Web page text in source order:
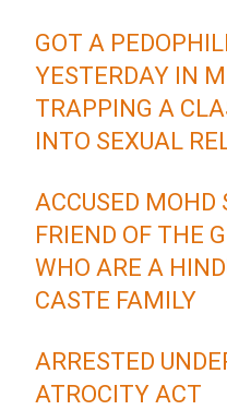
GOT A
YESTERDAY IN
TRAPPING A
INTO SEXUAL
ACCUSED MOHD
FRIEND OF THE
WHO ARE A
CASTE FAMILY
ARRESTED
ATROCITY ACT